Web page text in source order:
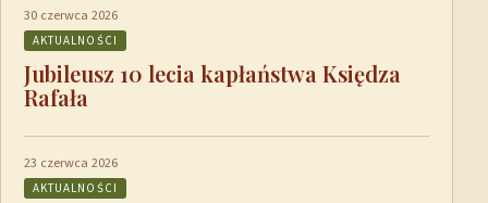
30 czerwca 2026
AKTUALNOŚCI
Jubileusz 10 lecia kapłaństwa Księdza
Rafała
23 czerwca 2026
AKTUALNOŚCI